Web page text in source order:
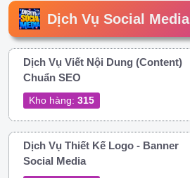
Dịch Vụ Social Media
Dịch Vụ Viết Nội Dung (Content)
Chuẩn SEO
Kho hàng: 315
Dịch Vụ Thiết Kế Logo - Banner
Social Media